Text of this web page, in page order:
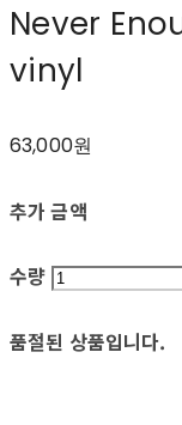
Never
vinyl
63,000원
추가 금액
수량
품절된 상품입니다.